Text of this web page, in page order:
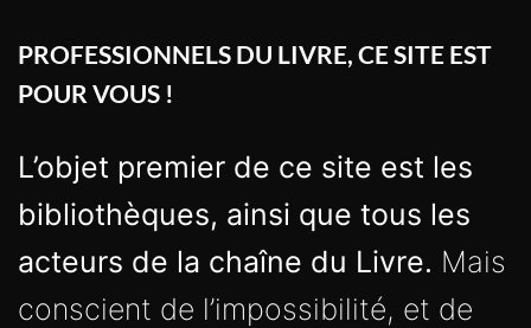
PROFESSIONNELS DU LIVRE, CE SITE EST
POUR VOUS !
L’objet premier de ce site est les
bibliothèques, ainsi que tous les
acteurs de la chaîne du Livre. Mais
conscient de l’impossibilité, et de